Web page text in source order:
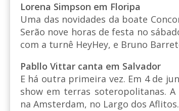
Lorena Simpson em Floripa
Uma das novidades da boate
Serão nove horas de festa no
com a turnê HeyHey, e Bruno
Pabllo Vittar canta em Salvador
E há outra primeira vez. Em 4 de
show em terras soteropolitanas.
na Amsterdam, no Largo dos Aflitos.